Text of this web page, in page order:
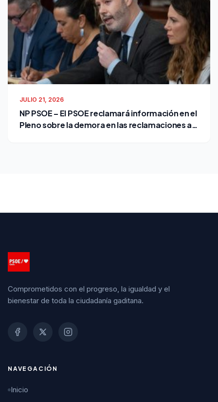
JULIO 21, 2026
NP PSOE – El PSOE reclamará información en el
Pleno sobre la demora en las reclamaciones al
Comprometidos con el progreso, la igualdad y el
bienestar de toda la ciudadanía gaditana.
NAVEGACIÓN
Inicio